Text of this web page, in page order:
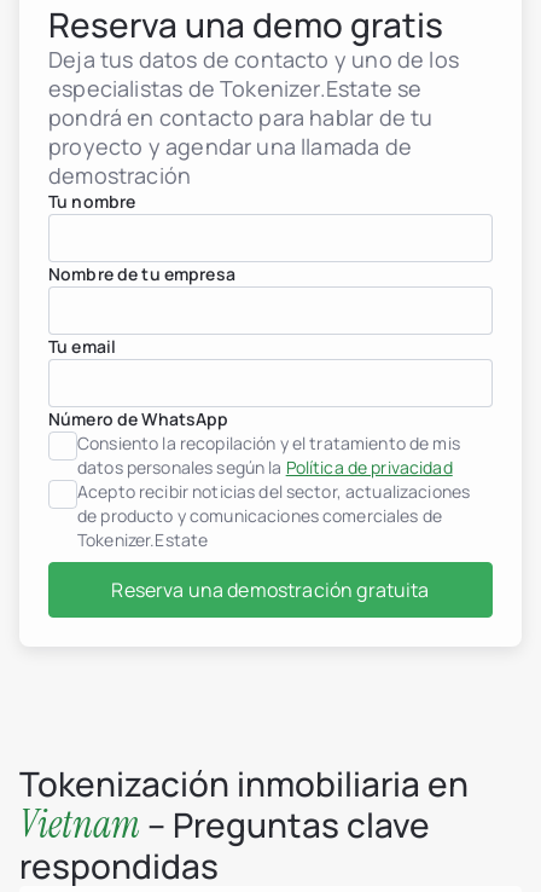
Reserva una demo gratis
Deja tus datos de contacto y uno de los
especialistas de Tokenizer.Estate se
pondrá en contacto para hablar de tu
proyecto y agendar una llamada de
demostración
Tu nombre
Nombre de tu empresa
Tu email
Número de WhatsApp
Consiento la recopilación y el tratamiento de mis
datos personales según la Política de privacidad
Acepto recibir noticias del sector, actualizaciones
de producto y comunicaciones comerciales de
Tokenizer.Estate
Reserva una demostración gratuita
Tokenización inmobiliaria en
Vietnam – Preguntas clave
respondidas
Desarrolladores
Fondos de inversión
Empresas inmobiliarias
Personas de alto
Albania
Grecia
Indonesia
Italia
Luxemburgo